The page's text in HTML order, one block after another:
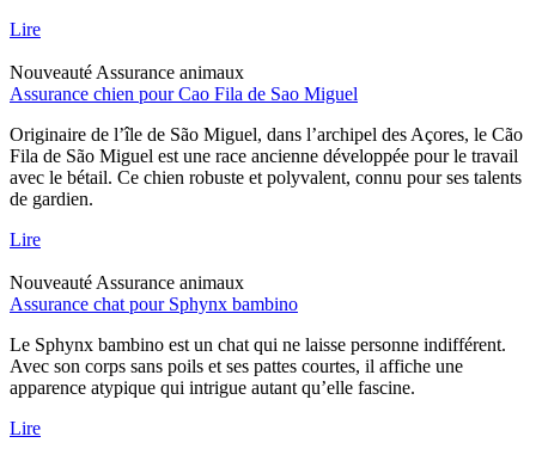
Lire
Nouveauté Assurance animaux
Assurance chien pour Cao Fila de Sao Miguel
Originaire de l’île de São Miguel, dans l’archipel des Açores, le Cão
Fila de São Miguel est une race ancienne développée pour le travail
avec le bétail. Ce chien robuste et polyvalent, connu pour ses talents
de gardien.
Lire
Nouveauté Assurance animaux
Assurance chat pour Sphynx bambino
Le Sphynx bambino est un chat qui ne laisse personne indifférent.
Avec son corps sans poils et ses pattes courtes, il affiche une
apparence atypique qui intrigue autant qu’elle fascine.
Lire